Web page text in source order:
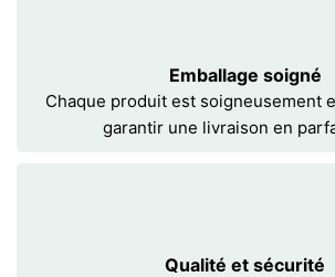
Emballage soigné
Chaque produit est soigneusement
garantir une livraison en
Qualité et sécurité